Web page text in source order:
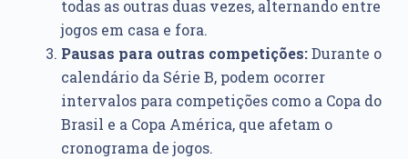
todas as outras duas vezes, alternando entre
jogos em casa e fora.
Pausas para outras competições:Durante o
calendário da Série B, podem ocorrer
intervalos para competições como a Copa do
Brasil e a Copa América, que afetam o
cronograma de jogos.